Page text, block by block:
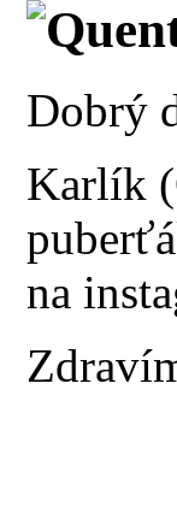
Dobrý
Karlík
na